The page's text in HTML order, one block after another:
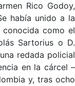
Rico Godoy,
había unido a la
como el
Sartorius o D.
redada policial
en la cárcel –
y, tras ocho